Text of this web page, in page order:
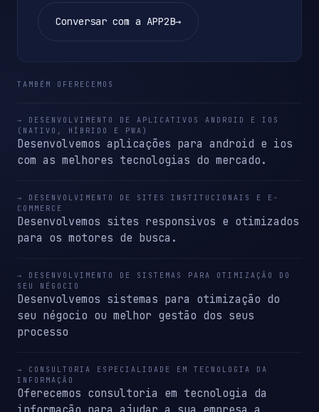
Conversar com a APP2B→
TAMBÉM OFERECEMOS
→ DESENVOLVIMENTO DE APLICATIVOS ANDROID E IOS
(NATIVO, HÍBRIDO E PWA)
Desenvolvemos aplicações para android e ios
com as melhores tecnologias do mercado.
→ DESENVOLVIMENTO DE SITES INSTITUCIONAIS E E-
COMMERCE
Desenvolvemos sites responsivos e otimizados
para os motores de busca.
→ DESENVOLVIMENTO DE SISTEMAS PARA OTIMIZAÇÃO DO
SEU NÉGOCIO
Desenvolvemos sistemas para otimização do
seu négocio ou melhor gestão dos seus
processo
→ CONSULTORIA ESPECIALIDADE EM TECNOLOGIA DA
INFORMAÇÃO
Oferecemos consultoria em tecnologia da